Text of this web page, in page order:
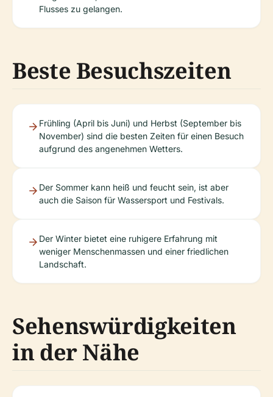
Flusses zu gelangen.
Beste Besuchszeiten
Frühling (April bis Juni) und Herbst (September bis
November) sind die besten Zeiten für einen Besuch
aufgrund des angenehmen Wetters.
Der Sommer kann heiß und feucht sein, ist aber
auch die Saison für Wassersport und Festivals.
Der Winter bietet eine ruhigere Erfahrung mit
weniger Menschenmassen und einer friedlichen
Landschaft.
Sehenswürdigkeiten
in der Nähe